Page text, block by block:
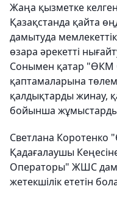
Жаңа қызметке
Қазақстанда қайта
дамытуда
өзара әрекетті
Сонымен қатар
қаптамаларына
қалдықтарды жинау,
бойынша
Светлана
Қадағалаушы
Операторы" ЖШС
жетекшілік ететін